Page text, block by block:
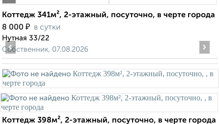
Коттедж 341м², 2-этажный, посуточно, в черте города
8 000 ₽ в сутки
Нутная 33/22
Собственник, 07.08.2026
‹ ›
Коттедж 398м², 2-этажный, посуточно, в черте города